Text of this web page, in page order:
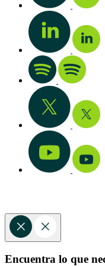
Encuentra lo que